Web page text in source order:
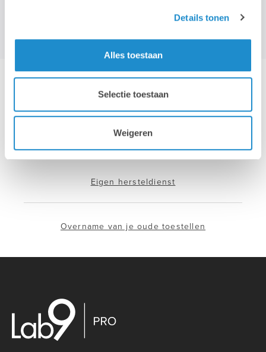
Details tonen
Alles toestaan
Selectie toestaan
Weigeren
Hotline & remote support
Installatie & configuratie
Eigen hersteldienst
Overname van je oude toestellen